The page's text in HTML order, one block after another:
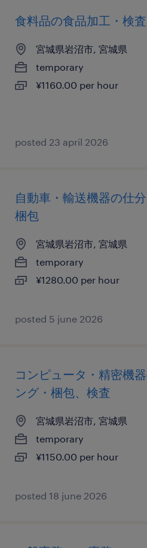
食料品の食品加工・検
宮城県岩沼市, 宮城県
temporary
¥1160.00 per hour
posted 23 april 2026
自動車・輸送機器の仕
梱包
宮城県岩沼市, 宮城県
temporary
¥1280.00 per hour
posted 5 june 2026
コンピュータ・精密機
ング・梱包、検査
宮城県岩沼市, 宮城県
temporary
¥1150.00 per hour
posted 18 june 2026